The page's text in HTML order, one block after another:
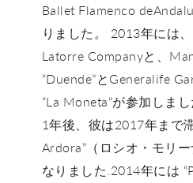
Ballet Flamenco
りました。 2013年には
Latorre Companyと、
“Duende”とGeneralife
“La Moneta”が参加しまし
1年後、彼は2017年まで
Ardora”（ロシオ・モリ
なりました.2014年には